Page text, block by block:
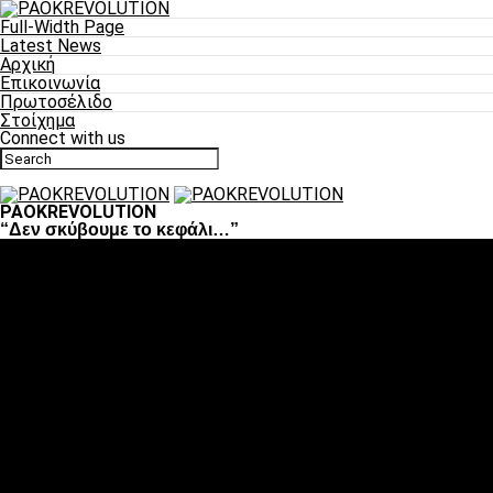
Full-Width Page
Latest News
Αρχική
Επικοινωνία
Πρωτοσέλιδο
Στοίχημα
Connect with us
PAOKREVOLUTION
“Δεν σκύβουμε το κεφάλι…”